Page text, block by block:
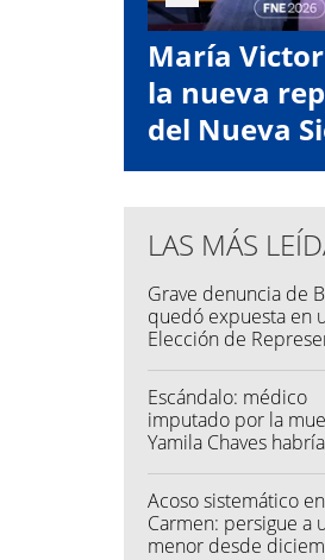
María
la nueva
del Nueva
LAS MÁS
Grave denuncia de
quedó expuesta en
Elección de
Escándalo: médico
imputado por la
Yamila Chaves
Acoso sistemático
Carmen: persigue a
menor desde